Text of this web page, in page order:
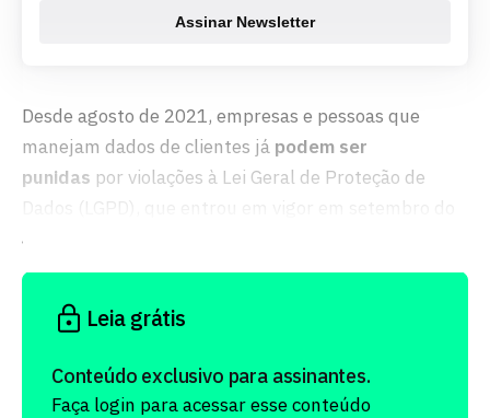
Assinar Newsletter
Desde agosto de 2021, empresas e pessoas que
manejam dados de clientes já podem ser
punidas por violações à Lei Geral de Proteção de
Dados (LGPD), que entrou em vigor em setembro do
ano passado.
Leia grátis
Conteúdo exclusivo para assinantes.
Faça login para acessar esse conteúdo